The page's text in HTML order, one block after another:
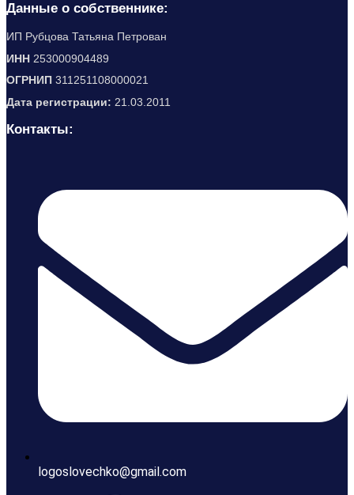
Данные о собственнике:
ИП Рубцова Татьяна Петрован
ИНН 253000904489
ОГРНИП 311251108000021
Дата регистрации: 21.03.2011
Контакты:
logoslovechko@gmail.com